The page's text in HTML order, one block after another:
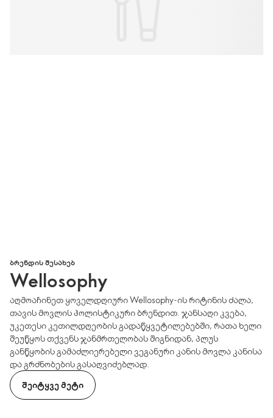
ᲑᲠᲔᲜᲓᲘᲡ ᲨᲔᲡᲐᲮᲔᲑ
Wellosophy
აღმოაჩინეთ ყოველდღიური Wellosophy-ის რიტინის ძალა,
თავის მოვლის ჰოლისტიკური ბრენდით. ჯანსაღი კვება,
უკეთესი კეთილდღეობის გადაწყვეტილებებში, რათა ხელი
შეუწყოს თქვენს ჯანმრთელობას შიგნიდან, პლუს
განწყობის გამაძლიერებელი ვეგანური კანის მოვლა კანისა
და გრძნობების გასაღვიძებლად.
ᲨᲔᲘᲢᲧᲕᲔ ᲛᲔᲢᲘ